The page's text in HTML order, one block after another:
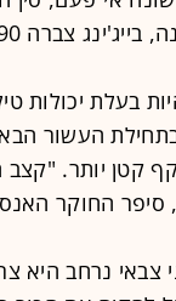
קרב גרעיניים חדשים.
בעלת יכולות
העשור
קטן יותר.
החוקר